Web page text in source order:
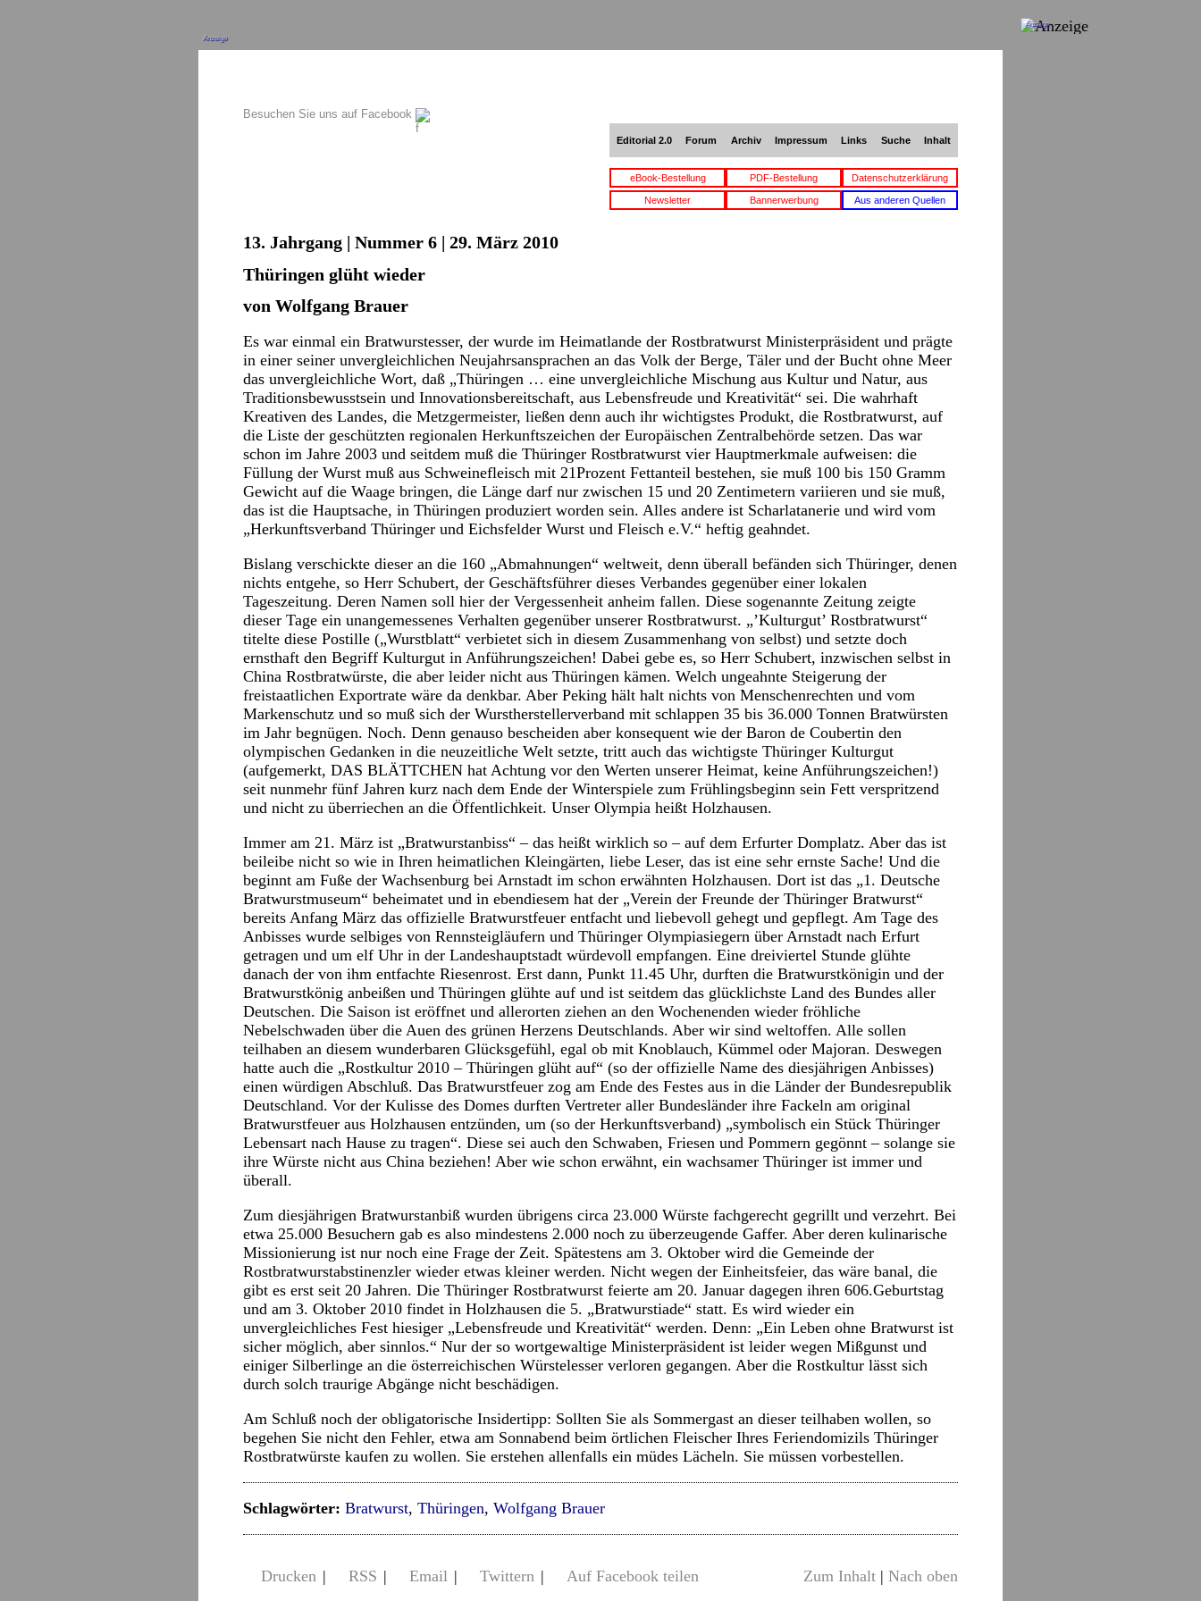
Anzeige
Besuchen Sie uns auf Facebook
Editorial 2.0 Forum Archiv Impressum Links Suche Inhalt
eBook-Bestellung PDF-Bestellung Datenschutzerklärung
Newsletter Bannerwerbung Aus anderen Quellen
13. Jahrgang | Nummer 6 | 29. März 2010
Thüringen glüht wieder
von Wolfgang Brauer
Es war einmal ein Bratwurstesser, der wurde im Heimatlande der Rostbratwurst Ministerpräsident und prägte
in einer seiner unvergleichlichen Neujahrsansprachen an das Volk der Berge, Täler und der Bucht ohne Meer
das unvergleichliche Wort, daß „Thüringen … eine unvergleichliche Mischung aus Kultur und Natur, aus
Traditionsbewusstsein und Innovationsbereitschaft, aus Lebensfreude und Kreativität“ sei. Die wahrhaft
Kreativen des Landes, die Metzgermeister, ließen denn auch ihr wichtigstes Produkt, die Rostbratwurst, auf
die Liste der geschützten regionalen Herkunftszeichen der Europäischen Zentralbehörde setzen. Das war
schon im Jahre 2003 und seitdem muß die Thüringer Rostbratwurst vier Hauptmerkmale aufweisen: die
Füllung der Wurst muß aus Schweinefleisch mit 21Prozent Fettanteil bestehen, sie muß 100 bis 150 Gramm
Gewicht auf die Waage bringen, die Länge darf nur zwischen 15 und 20 Zentimetern variieren und sie muß,
das ist die Hauptsache, in Thüringen produziert worden sein. Alles andere ist Scharlatanerie und wird vom
„Herkunftsverband Thüringer und Eichsfelder Wurst und Fleisch e.V.“ heftig geahndet.
Bislang verschickte dieser an die 160 „Abmahnungen“ weltweit, denn überall befänden sich Thüringer, denen
nichts entgehe, so Herr Schubert, der Geschäftsführer dieses Verbandes gegenüber einer lokalen
Tageszeitung. Deren Namen soll hier der Vergessenheit anheim fallen. Diese sogenannte Zeitung zeigte
dieser Tage ein unangemessenes Verhalten gegenüber unserer Rostbratwurst. „’Kulturgut’ Rostbratwurst“
titelte diese Postille („Wurstblatt“ verbietet sich in diesem Zusammenhang von selbst) und setzte doch
ernsthaft den Begriff Kulturgut in Anführungszeichen! Dabei gebe es, so Herr Schubert, inzwischen selbst in
China Rostbratwürste, die aber leider nicht aus Thüringen kämen. Welch ungeahnte Steigerung der
freistaatlichen Exportrate wäre da denkbar. Aber Peking hält halt nichts von Menschenrechten und vom
Markenschutz und so muß sich der Wurstherstellerverband mit schlappen 35 bis 36.000 Tonnen Bratwürsten
im Jahr begnügen. Noch. Denn genauso bescheiden aber konsequent wie der Baron de Coubertin den
olympischen Gedanken in die neuzeitliche Welt setzte, tritt auch das wichtigste Thüringer Kulturgut
(aufgemerkt, DAS BLÄTTCHEN hat Achtung vor den Werten unserer Heimat, keine Anführungszeichen!)
seit nunmehr fünf Jahren kurz nach dem Ende der Winterspiele zum Frühlingsbeginn sein Fett verspritzend
und nicht zu überriechen an die Öffentlichkeit. Unser Olympia heißt Holzhausen.
Immer am 21. März ist „Bratwurstanbiss“ – das heißt wirklich so – auf dem Erfurter Domplatz. Aber das ist
beileibe nicht so wie in Ihren heimatlichen Kleingärten, liebe Leser, das ist eine sehr ernste Sache! Und die
beginnt am Fuße der Wachsenburg bei Arnstadt im schon erwähnten Holzhausen. Dort ist das „1. Deutsche
Bratwurstmuseum“ beheimatet und in ebendiesem hat der „Verein der Freunde der Thüringer Bratwurst“
bereits Anfang März das offizielle Bratwurstfeuer entfacht und liebevoll gehegt und gepflegt. Am Tage des
Anbisses wurde selbiges von Rennsteigläufern und Thüringer Olympiasiegern über Arnstadt nach Erfurt
getragen und um elf Uhr in der Landeshauptstadt würdevoll empfangen. Eine dreiviertel Stunde glühte
danach der von ihm entfachte Riesenrost. Erst dann, Punkt 11.45 Uhr, durften die Bratwurstkönigin und der
Bratwurstkönig anbeißen und Thüringen glühte auf und ist seitdem das glücklichste Land des Bundes aller
Deutschen. Die Saison ist eröffnet und allerorten ziehen an den Wochenenden wieder fröhliche
Nebelschwaden über die Auen des grünen Herzens Deutschlands. Aber wir sind weltoffen. Alle sollen
teilhaben an diesem wunderbaren Glücksgefühl, egal ob mit Knoblauch, Kümmel oder Majoran. Deswegen
hatte auch die „Rostkultur 2010 – Thüringen glüht auf“ (so der offizielle Name des diesjährigen Anbisses)
einen würdigen Abschluß. Das Bratwurstfeuer zog am Ende des Festes aus in die Länder der Bundesrepublik
Deutschland. Vor der Kulisse des Domes durften Vertreter aller Bundesländer ihre Fackeln am original
Bratwurstfeuer aus Holzhausen entzünden, um (so der Herkunftsverband) „symbolisch ein Stück Thüringer
Lebensart nach Hause zu tragen“. Diese sei auch den Schwaben, Friesen und Pommern gegönnt – solange sie
ihre Würste nicht aus China beziehen! Aber wie schon erwähnt, ein wachsamer Thüringer ist immer und
überall.
Zum diesjährigen Bratwurstanbiß wurden übrigens circa 23.000 Würste fachgerecht gegrillt und verzehrt. Bei
etwa 25.000 Besuchern gab es also mindestens 2.000 noch zu überzeugende Gaffer. Aber deren kulinarische
Missionierung ist nur noch eine Frage der Zeit. Spätestens am 3. Oktober wird die Gemeinde der
Rostbratwurstabstinenzler wieder etwas kleiner werden. Nicht wegen der Einheitsfeier, das wäre banal, die
gibt es erst seit 20 Jahren. Die Thüringer Rostbratwurst feierte am 20. Januar dagegen ihren 606.Geburtstag
und am 3. Oktober 2010 findet in Holzhausen die 5. „Bratwurstiade“ statt. Es wird wieder ein
unvergleichliches Fest hiesiger „Lebensfreude und Kreativität“ werden. Denn: „Ein Leben ohne Bratwurst ist
sicher möglich, aber sinnlos.“ Nur der so wortgewaltige Ministerpräsident ist leider wegen Mißgunst und
einiger Silberlinge an die österreichischen Würstelesser verloren gegangen. Aber die Rostkultur lässt sich
durch solch traurige Abgänge nicht beschädigen.
Am Schluß noch der obligatorische Insidertipp: Sollten Sie als Sommergast an dieser teilhaben wollen, so
begehen Sie nicht den Fehler, etwa am Sonnabend beim örtlichen Fleischer Ihres Feriendomizils Thüringer
Rostbratwürste kaufen zu wollen. Sie erstehen allenfalls ein müdes Lächeln. Sie müssen vorbestellen.
Schlagwörter: Bratwurst, Thüringen, Wolfgang Brauer
Drucken | RSS | Email | Twittern | Auf Facebook teilen Zum Inhalt | Nach oben
Anzeige